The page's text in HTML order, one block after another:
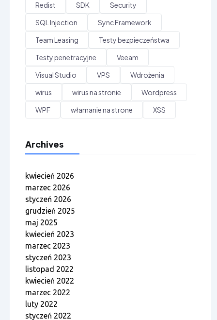
Redist
SDK
Security
SQL Injection
Sync Framework
Team Leasing
Testy bezpieczeństwa
Testy penetracyjne
Veeam
Visual Studio
VPS
Wdrożenia
wirus
wirus na stronie
Wordpress
WPF
włamanie na strone XSS
Archives
kwiecień 2026
marzec 2026
styczeń 2026
grudzień 2025
maj 2025
kwiecień 2023
marzec 2023
styczeń 2023
listopad 2022
kwiecień 2022
marzec 2022
luty 2022
styczeń 2022